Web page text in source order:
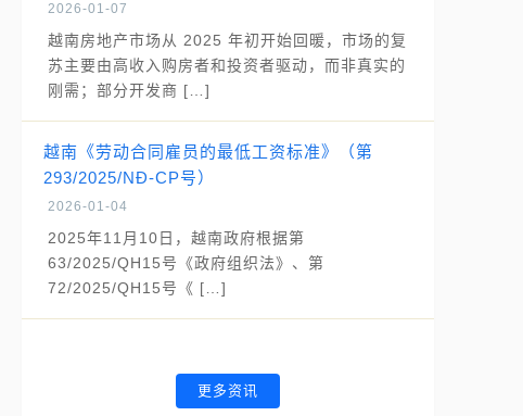
2026-01-07
越南房地产市场从 2025 年初开始回暖，市场的复
苏主要由高收入购房者和投资者驱动，而非真实的
刚需；部分开发商 […]
越南《劳动合同雇员的最低工资标准》（第
293/2025/NĐ-CP号）
2026-01-04
2025年11月10日，越南政府根据第
63/2025/QH15号《政府组织法》、第
72/2025/QH15号《 […]
更多资讯